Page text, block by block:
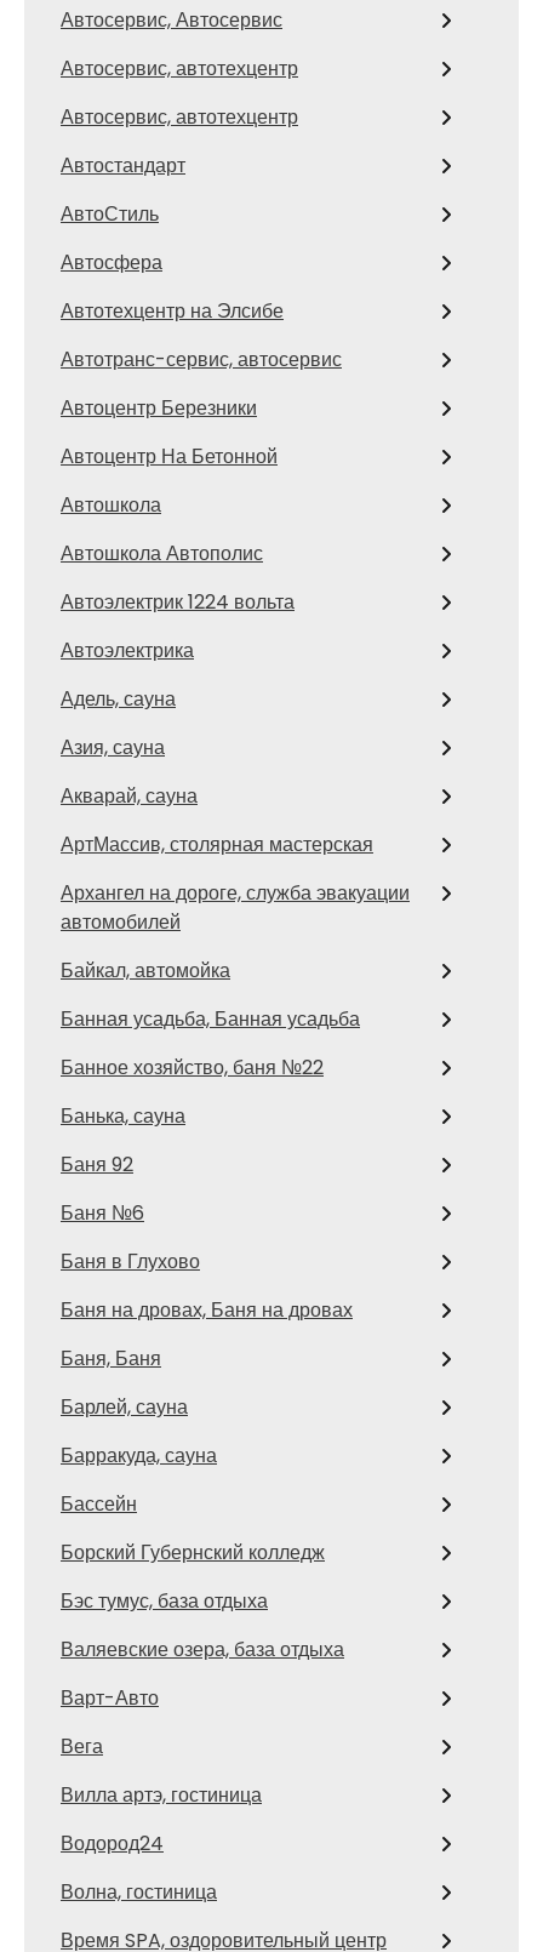
Автосервис, Автосервис
Автосервис, автотехцентр
Автосервис, автотехцентр
Автостандарт
АвтоСтиль
Автосфера
Автотехцентр на Элсибе
Автотранс-сервис, автосервис
Автоцентр Березники
Автоцентр На Бетонной
Автошкола
Автошкола Автополис
Автоэлектрик 1224 вольта
Автоэлектрика
Адель, сауна
Азия, сауна
Акварай, сауна
АртМассив, столярная мастерская
Архангел на дороге, служба эвакуации
автомобилей
Байкал, автомойка
Банная усадьба, Банная усадьба
Банное хозяйство, баня №22
Банька, сауна
Баня 92
Баня №6
Баня в Глухово
Баня на дровах, Баня на дровах
Баня, Баня
Барлей, сауна
Барракуда, сауна
Бассейн
Борский Губернский колледж
Бэс тумус, база отдыха
Валяевские озера, база отдыха
Варт-Авто
Вега
Вилла артэ, гостиница
Водород24
Волна, гостиница
Время SPA, оздоровительный центр